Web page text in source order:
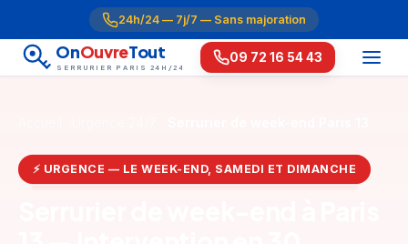
24h/24 — 7j/7 — Sans majoration
OnOuvreTout
SERRURIER PARIS 24H/24
09 72 16 54 43
⚡ URGENCE — LE WEEK-END, SAMEDI ET DIMANCHE